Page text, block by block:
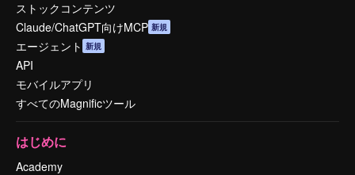
ストックコンテンツ
Claude/ChatGPT向けMCP 新規
エージェント 新規
API
モバイルアプリ
すべてのMagnificツール
はじめに
Academy